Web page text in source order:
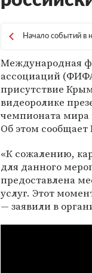
Начало событий в
Международная
ассоциаций
присутствие
видеоролике
чемпионата мира
Об этом сообщает
«К сожалению,
для данного
предоставлена
услуг. Этот
— заявили в